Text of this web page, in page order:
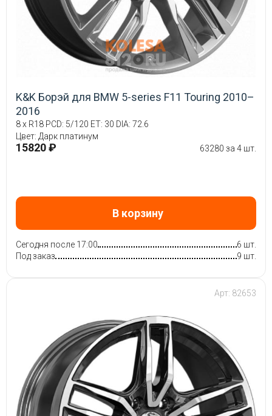
K&K Борэй для BMW 5-series F11 Touring 2010–
2016
8 x R18 PCD: 5/120 ET: 30 DIA: 72.6
Цвет: Дарк платинум
15820 ₽ 63280 за 4 шт.
В корзину
Сегодня после 17:00
6 шт.
Под заказ
9 шт.
Арт: 82653